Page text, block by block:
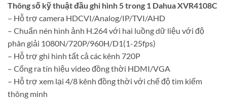
Thông số kỹ thuật đầu ghi hình5 trong 1 Dahua XVR4108C
– Hỗ trợ camera HDCVI/Analog/IP/TVI/AHD
– Chuẩn nén hình ảnh H.264 với hai luồng dữ liệu với độ
phân giải 1080N/720P/960H/D1(1-25fps)
– Hỗ trợ ghi hình tất cả các kênh 720P
– Cổng ra tín hiệu video đồng thời HDMI/VGA
– Hỗ trợ xem lại 4/8 kênh đồng thời với chế độ tìm kiếm
thông minh